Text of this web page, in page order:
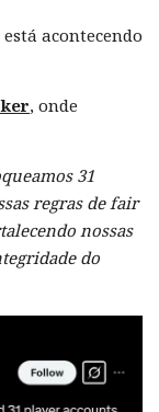
acontecendo
, onde
31
regras de fair
nossas
do